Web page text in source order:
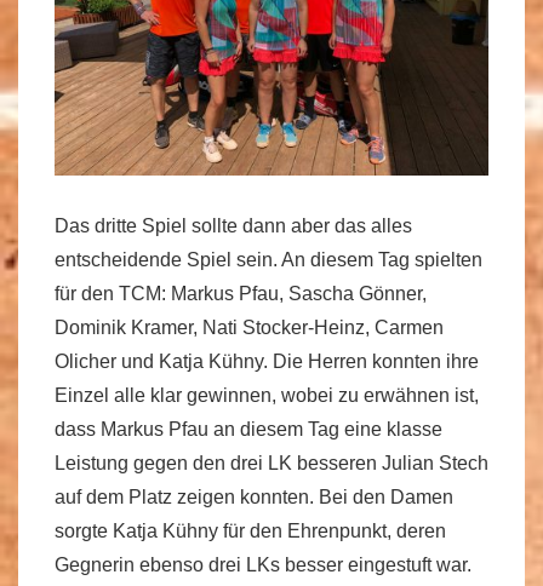
Das dritte Spiel sollte dann aber das alles
entscheidende Spiel sein. An diesem Tag spielten
für den TCM: Markus Pfau, Sascha Gönner,
Dominik Kramer, Nati Stocker-Heinz, Carmen
Olicher und Katja Kühny. Die Herren konnten ihre
Einzel alle klar gewinnen, wobei zu erwähnen ist,
dass Markus Pfau an diesem Tag eine klasse
Leistung gegen den drei LK besseren Julian Stech
auf dem Platz zeigen konnten. Bei den Damen
sorgte Katja Kühny für den Ehrenpunkt, deren
Gegnerin ebenso drei LKs besser eingestuft war.